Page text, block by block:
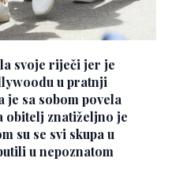
svoje riječi jer je
u pratnji
sa sobom povela
obitelj znatiželjno je
su se svi skupa u
u nepoznatom